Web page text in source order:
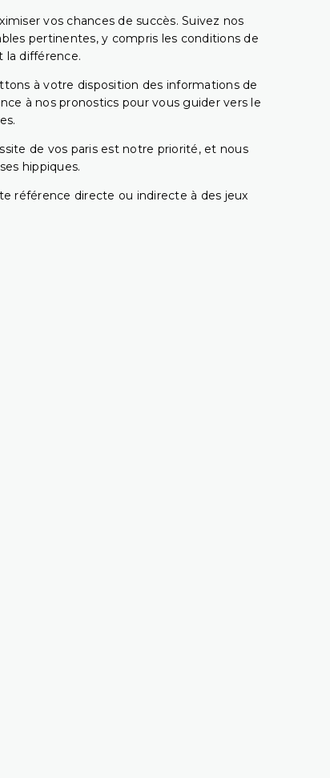
vos chances de succès. Suivez nos
pertinentes, y compris les conditions de
la différence.
à votre disposition des informations de
à nos pronostics pour vous guider vers le
de vos paris est notre priorité, et nous
hippiques.
référence directe ou indirecte à des jeux